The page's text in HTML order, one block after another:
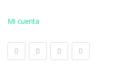
Mi cuenta